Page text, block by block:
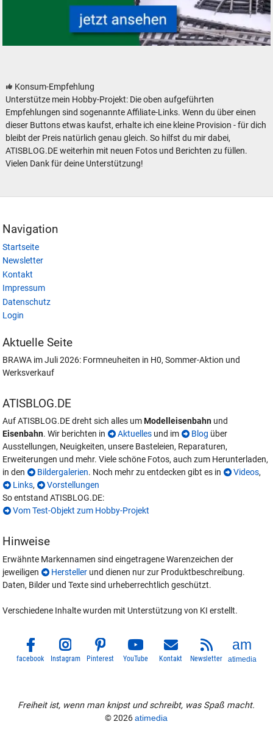
Konsum-Empfehlung
Unterstütze mein Hobby-Projekt: Die oben aufgeführten
Empfehlungen sind sogenannte Affiliate-Links. Wenn du über einen
dieser Buttons etwas kaufst, erhalte ich eine kleine Provision - für dich
bleibt der Preis natürlich genau gleich. So hilfst du mir dabei,
ATISBLOG.DE weiterhin mit neuen Fotos und Berichten zu füllen.
Vielen Dank für deine Unterstützung!
Navigation
Startseite
Newsletter
Kontakt
Impressum
Datenschutz
Login
Aktuelle Seite
BRAWA im Juli 2026: Formneuheiten in H0, Sommer-Aktion und
Werksverkauf
ATISBLOG.DE
Auf ATISBLOG.DE dreht sich alles umModelleisenbahn und
Eisenbahn. Wir berichten in Aktuelles und im Blog über
Ausstellungen, Neuigkeiten, unsere Basteleien, Reparaturen,
Erweiterungen und mehr. Viele schöne Fotos, auch zum Herunterladen,
in den
Bildergalerien. Noch mehr zu entdecken gibt es in Videos,
Links,
Vorstellungen
So entstand ATISBLOG.DE:
Vom Test-Objekt zum Hobby-Projekt
Hinweise
Erwähnte Markennamen sind eingetragene Warenzeichen der
jeweiligen
Hersteller und dienen nur zur Produktbeschreibung.
Daten, Bilder und Texte sind urheberrechtlich geschützt.
Verschiedene Inhalte wurden mit Unterstützung von KI erstellt.
facebook Instagram Pinterest YouTube Kontakt Newsletter atimedia
Freiheit ist, wenn man knipst und schreibt, was Spaß macht.
© 2026atimedia